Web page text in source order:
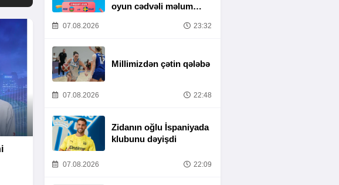
oyun cədvəli məlum
07.08.2026 23:32
Millimizdən çətin qələbə
07.08.2026 22:48
Zidanın oğlu İspaniyada
klubunu dəyişdi
07.08.2026 22:09